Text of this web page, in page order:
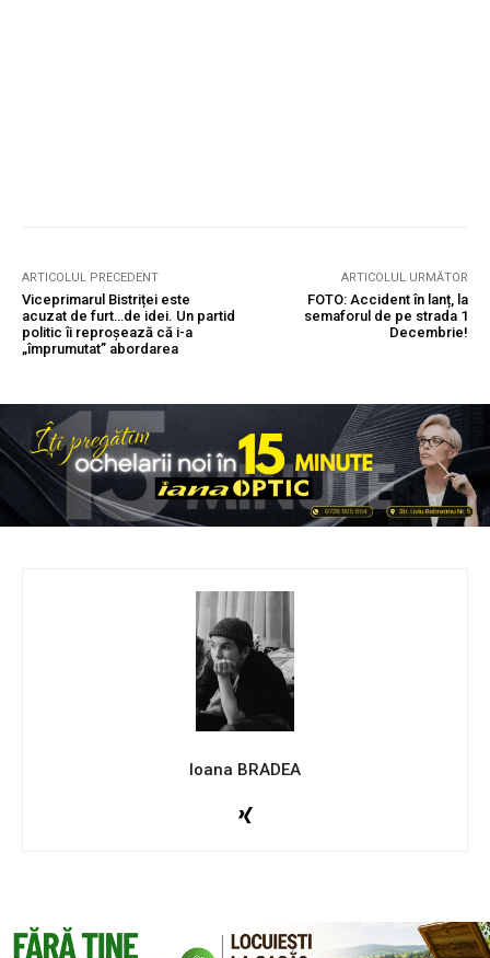
ARTICOLUL PRECEDENT
Viceprimarul Bistriței este
acuzat de furt…de idei. Un partid
politic îi reproșează că i-a
„împrumutat” abordarea
ARTICOLUL URMĂTOR
FOTO: Accident în lanț, la
semaforul de pe strada 1
Decembrie!
Ioana BRADEA